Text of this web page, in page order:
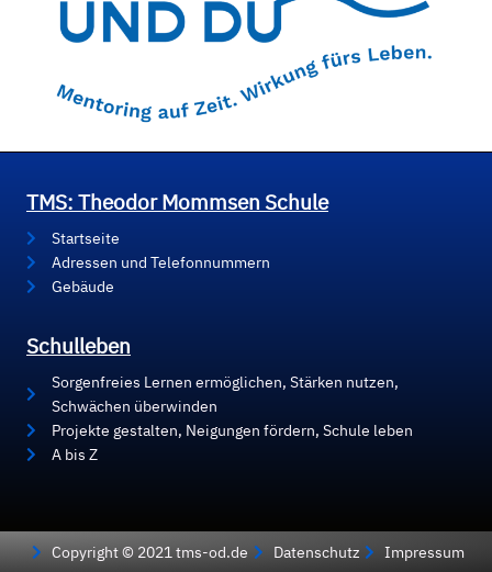
TMS: Theodor Mommsen Schule
Startseite
Adressen und Telefonnummern
Gebäude
Schulleben
Sorgenfreies Lernen ermöglichen, Stärken nutzen,
Schwächen überwinden
Projekte gestalten, Neigungen fördern, Schule leben
A bis Z
Copyright © 2021 tms-od.de Datenschutz Impressum